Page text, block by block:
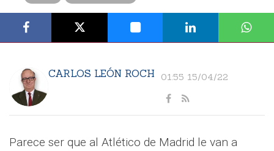
CARLOS LEÓN ROCH 01:55 15/04/22
Parece ser que al Atlético de Madrid le van a